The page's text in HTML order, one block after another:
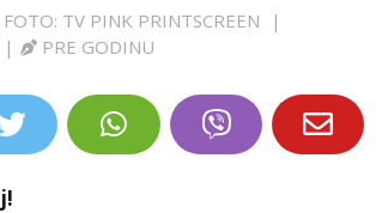
TV PINK PRINTSCREEN
|
| PRE GODINU